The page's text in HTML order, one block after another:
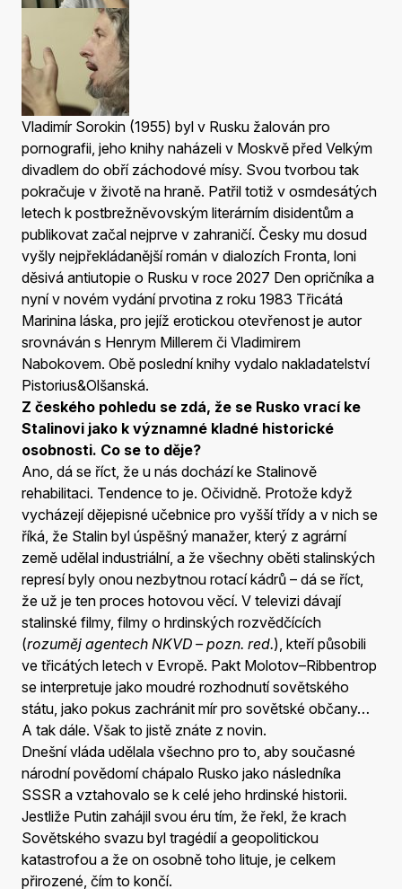
Vladimír Sorokin (1955) byl v Rusku žalován pro
pornografii, jeho knihy naházeli v Moskvě před Velkým
divadlem do obří záchodové mísy. Svou tvorbou tak
pokračuje v životě na hraně. Patřil totiž v osmdesátých
letech k postbrežněvovským literárním disidentům a
publikovat začal nejprve v zahraničí. Česky mu dosud
vyšly nejpřekládanější román v dialozích Fronta, loni
děsivá antiutopie o Rusku v roce 2027 Den opričníka a
nyní v novém vydání prvotina z roku 1983 Třicátá
Marinina láska, pro jejíž erotickou otevřenost je autor
srovnáván s Henrym Millerem či Vladimirem
Nabokovem. Obě poslední knihy vydalo nakladatelství
Pistorius&Olšanská.
Z českého pohledu se zdá, že se Rusko vrací ke
Stalinovi jako k významné kladné historické
osobnosti. Co se to děje?
Ano, dá se říct, že u nás dochází ke Stalinově
rehabilitaci. Tendence to je. Očividně. Protože když
vycházejí dějepisné učebnice pro vyšší třídy a v nich se
říká, že Stalin byl úspěšný manažer, který z agrární
země udělal industriální, a že všechny oběti stalinských
represí byly onou nezbytnou rotací kádrů – dá se říct,
že už je ten proces hotovou věcí. V televizi dávají
stalinské filmy, filmy o hrdinských rozvědčících
(rozuměj agentech NKVD – pozn. red.), kteří působili
ve třicátých letech v Evropě. Pakt Molotov–Ribbentrop
se interpretuje jako moudré rozhodnutí sovětského
státu, jako pokus zachránit mír pro sovětské občany…
A tak dále. Však to jistě znáte z novin.
Dnešní vláda udělala všechno pro to, aby současné
národní povědomí chápalo Rusko jako následníka
SSSR a vztahovalo se k celé jeho hrdinské historii.
Jestliže Putin zahájil svou éru tím, že řekl, že krach
Sovětského svazu byl tragédií a geopolitickou
katastrofou a že on osobně toho lituje, je celkem
přirozené, čím to končí.